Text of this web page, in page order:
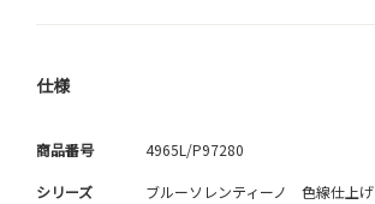
仕様
商品番号 4965L/P97280
シリーズ ブルーソレンティーノ 色線仕上げ